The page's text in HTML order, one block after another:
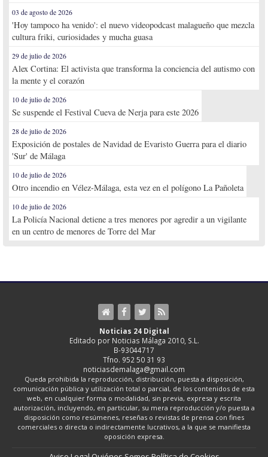
03 de agosto de 2026
'Hoy tampoco ha venido': el nuevo videopodcast malagueño que mezcla
cultura friki, curiosidades y mucha guasa
29 de julio de 2026
Alex Cortina: El activista que transforma la conciencia del autismo con
la mente y el corazón
10 de julio de 2026
Se suspende el Festival Cueva de Nerja para este 2026
28 de julio de 2026
Exposición de postales de Navidad de Evaristo Guerra para el diario
'Sur' de Málaga
10 de julio de 2026
Otro incendio en Vélez-Málaga, esta vez en el polígono La Pañoleta
10 de julio de 2026
La Policía Nacional detiene a tres menores por agredir a un vigilante
en un centro de menores de Torre del Mar
Noticias 24 Digital
Editado por Noticias Málaga 2010, S.L.
B-93044717
Tfno. 952 50 31 93
noticiasdemalaga@gmail.com
Queda prohibida la reproducción, distribución, puesta a disposición,
comunicación pública y utilización total o parcial, de los contenidos de esta
web, en cualquier forma o modalidad, sin previa, expresa y escrita
autorización, incluyendo, en particular, su mera reproducción y/o puesta a
disposición como resúmenes, reseñas o revistas de prensa con fines
comerciales o directa o indirectamente lucrativos, a la que se manifiesta
oposición expresa.